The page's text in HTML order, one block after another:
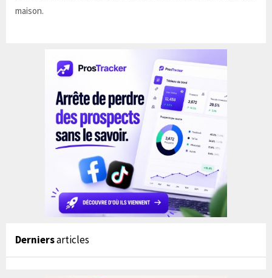
maison.
Derniersarticles